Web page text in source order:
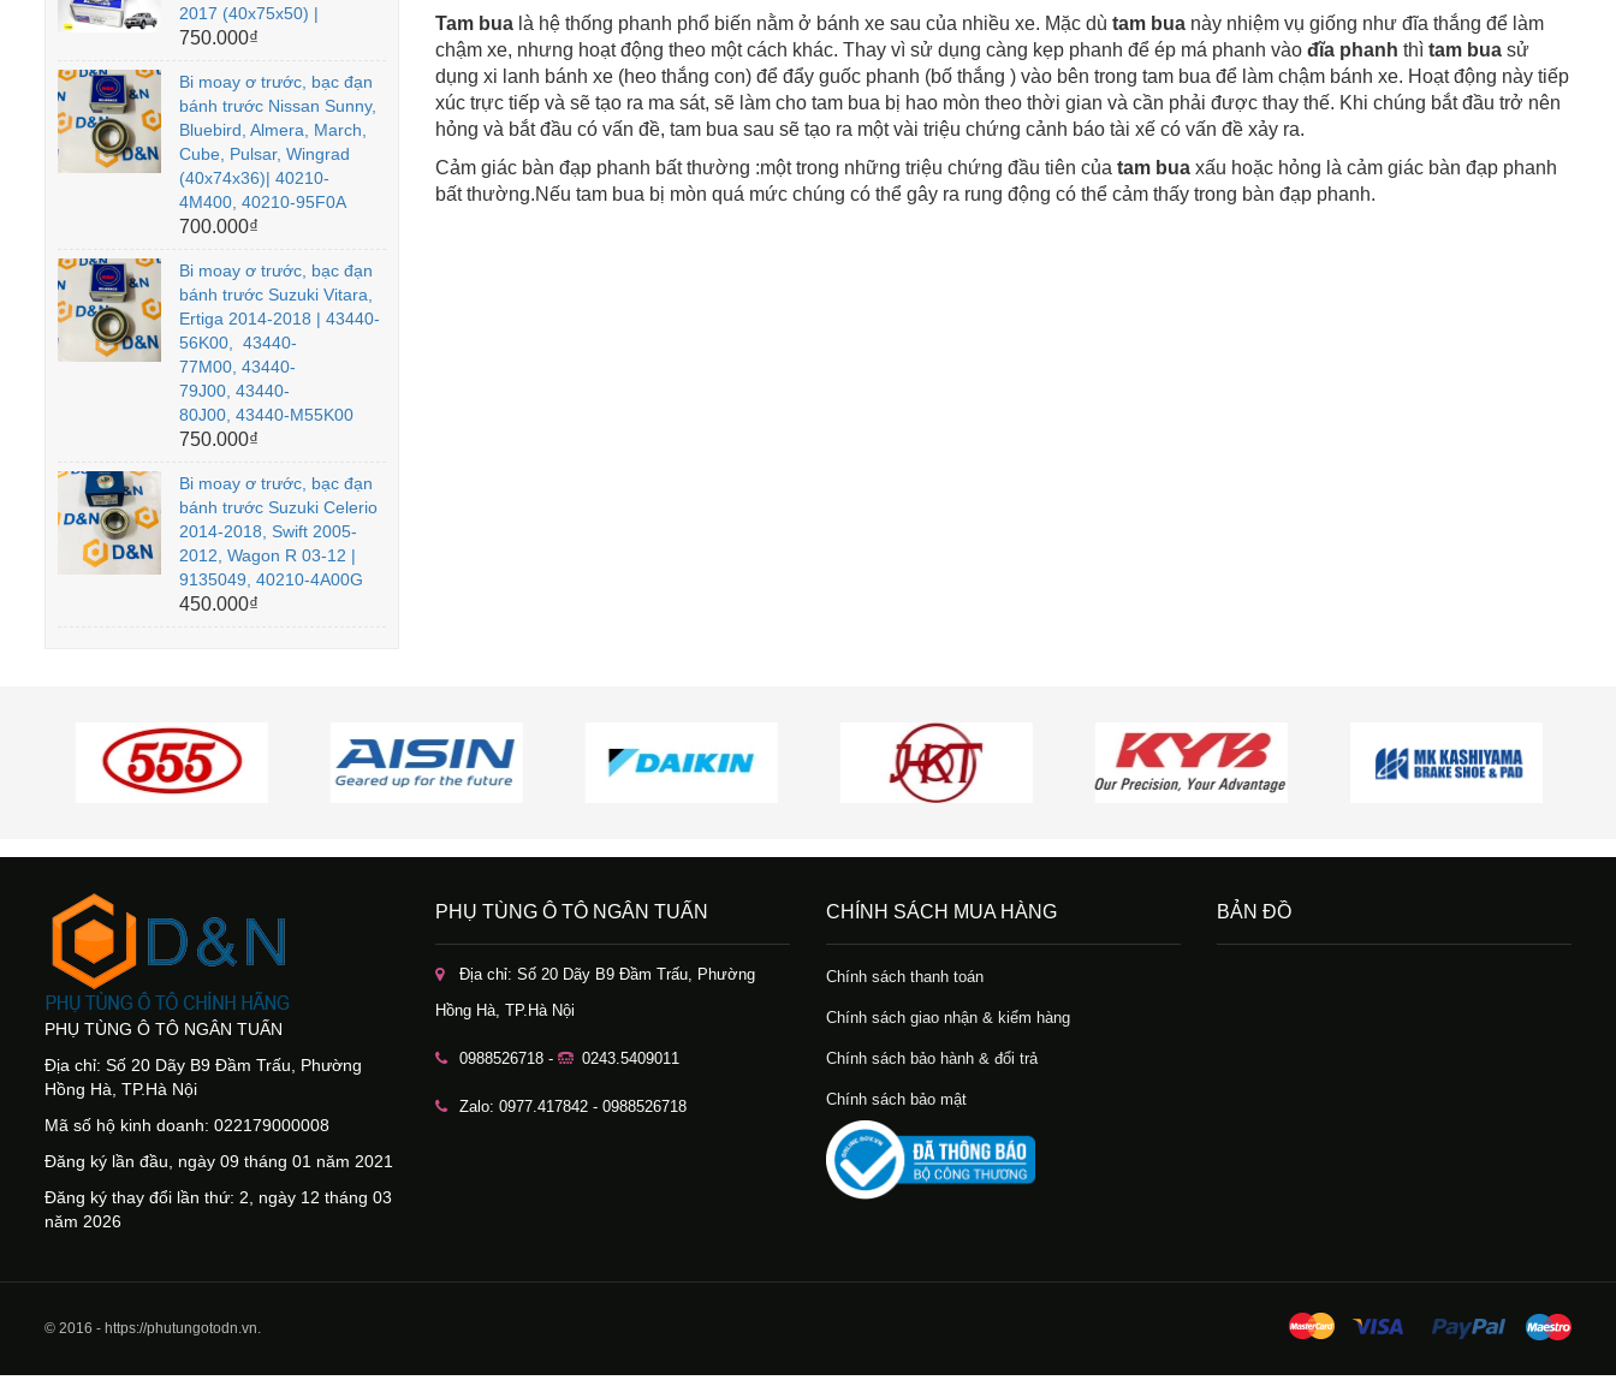
Tam bua là hệ thống phanh phổ biến nằm ở bánh xe sau của nhiều xe. Mặc dù tam bua này nhiệm vụ giống như đĩa thắng để làm
chậm xe, nhưng hoạt động theo một cách khác. Thay vì sử dụng càng kẹp phanh để ép má phanh vào đĩa phanh thì tam bua sử
dụng xi lanh bánh xe (heo thắng con) để đẩy guốc phanh (bố thắng ) vào bên trong tam bua để làm chậm bánh xe. Hoạt động này tiếp
xúc trực tiếp và sẽ tạo ra ma sát, sẽ làm cho tam bua bị hao mòn theo thời gian và cần phải được thay thế. Khi chúng bắt đầu trở nên
hỏng và bắt đầu có vấn đề, tam bua sau sẽ tạo ra một vài triệu chứng cảnh báo tài xế có vấn đề xảy ra.
Cảm giác bàn đạp phanh bất thường :một trong những triệu chứng đầu tiên của tam bua xấu hoặc hỏng là cảm giác bàn đạp phanh
bất thường.Nếu tam bua bị mòn quá mức chúng có thể gây ra rung động có thể cảm thấy trong bàn đạp phanh.
2017 (40x75x50) |
750.000₫
Bi moay ơ trước, bạc đạn
bánh trước Nissan Sunny,
Bluebird, Almera, March,
Cube, Pulsar, Wingrad
(40x74x36)| 40210-
4M400, 40210-95F0A
700.000₫
Bi moay ơ trước, bạc đạn
bánh trước Suzuki Vitara,
Ertiga 2014-2018 | 43440-
56K00, 43440-
77M00, 43440-
79J00, 43440-
80J00, 43440-M55K00
750.000₫
Bi moay ơ trước, bạc đạn
bánh trước Suzuki Celerio
2014-2018, Swift 2005-
2012, Wagon R 03-12 |
9135049, 40210-4A00G
450.000₫
PHỤ TÙNG Ô TÔ NGÂN TUẤN
Địa chỉ: Số 20 Dãy B9 Đầm Trấu, Phường
Hồng Hà, TP.Hà Nội
Mã số hộ kinh doanh: 022179000008
Đăng ký lần đầu, ngày 09 tháng 01 năm 2021
Đăng ký thay đổi lần thứ: 2, ngày 12 tháng 03
năm 2026
PHỤ TÙNG Ô TÔ NGÂN TUẤN
Địa chỉ: Số 20 Dãy B9 Đầm Trấu, Phường
Hồng Hà, TP.Hà Nội
0988526718 - 0243.5409011
Zalo: 0977.417842 - 0988526718
CHÍNH SÁCH MUA HÀNG
Chính sách thanh toán
Chính sách giao nhận & kiểm hàng
Chính sách bảo hành & đổi trả
Chính sách bảo mật
BẢN ĐỒ
© 2016 - https://phutungotodn.vn.